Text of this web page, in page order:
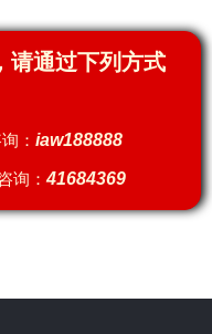
请通过下列方式
： iaw188888
询：41684369